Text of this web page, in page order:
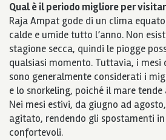
Qual è il periodo migliore per
Raja Ampat gode di un clima
calde e umide tutto l’anno. Non
stagione secca, quindi le piogge
qualsiasi momento. Tuttavia, i
sono generalmente considerati i
e lo snorkeling, poiché il mare tende
Nei mesi estivi, da giugno ad
agitato, rendendo gli spostamenti
confortevoli.